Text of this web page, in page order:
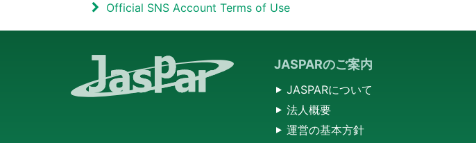
Official SNS Account Terms of Use
JASPARのご案内
JASPARについて
法人概要
運営の基本方針